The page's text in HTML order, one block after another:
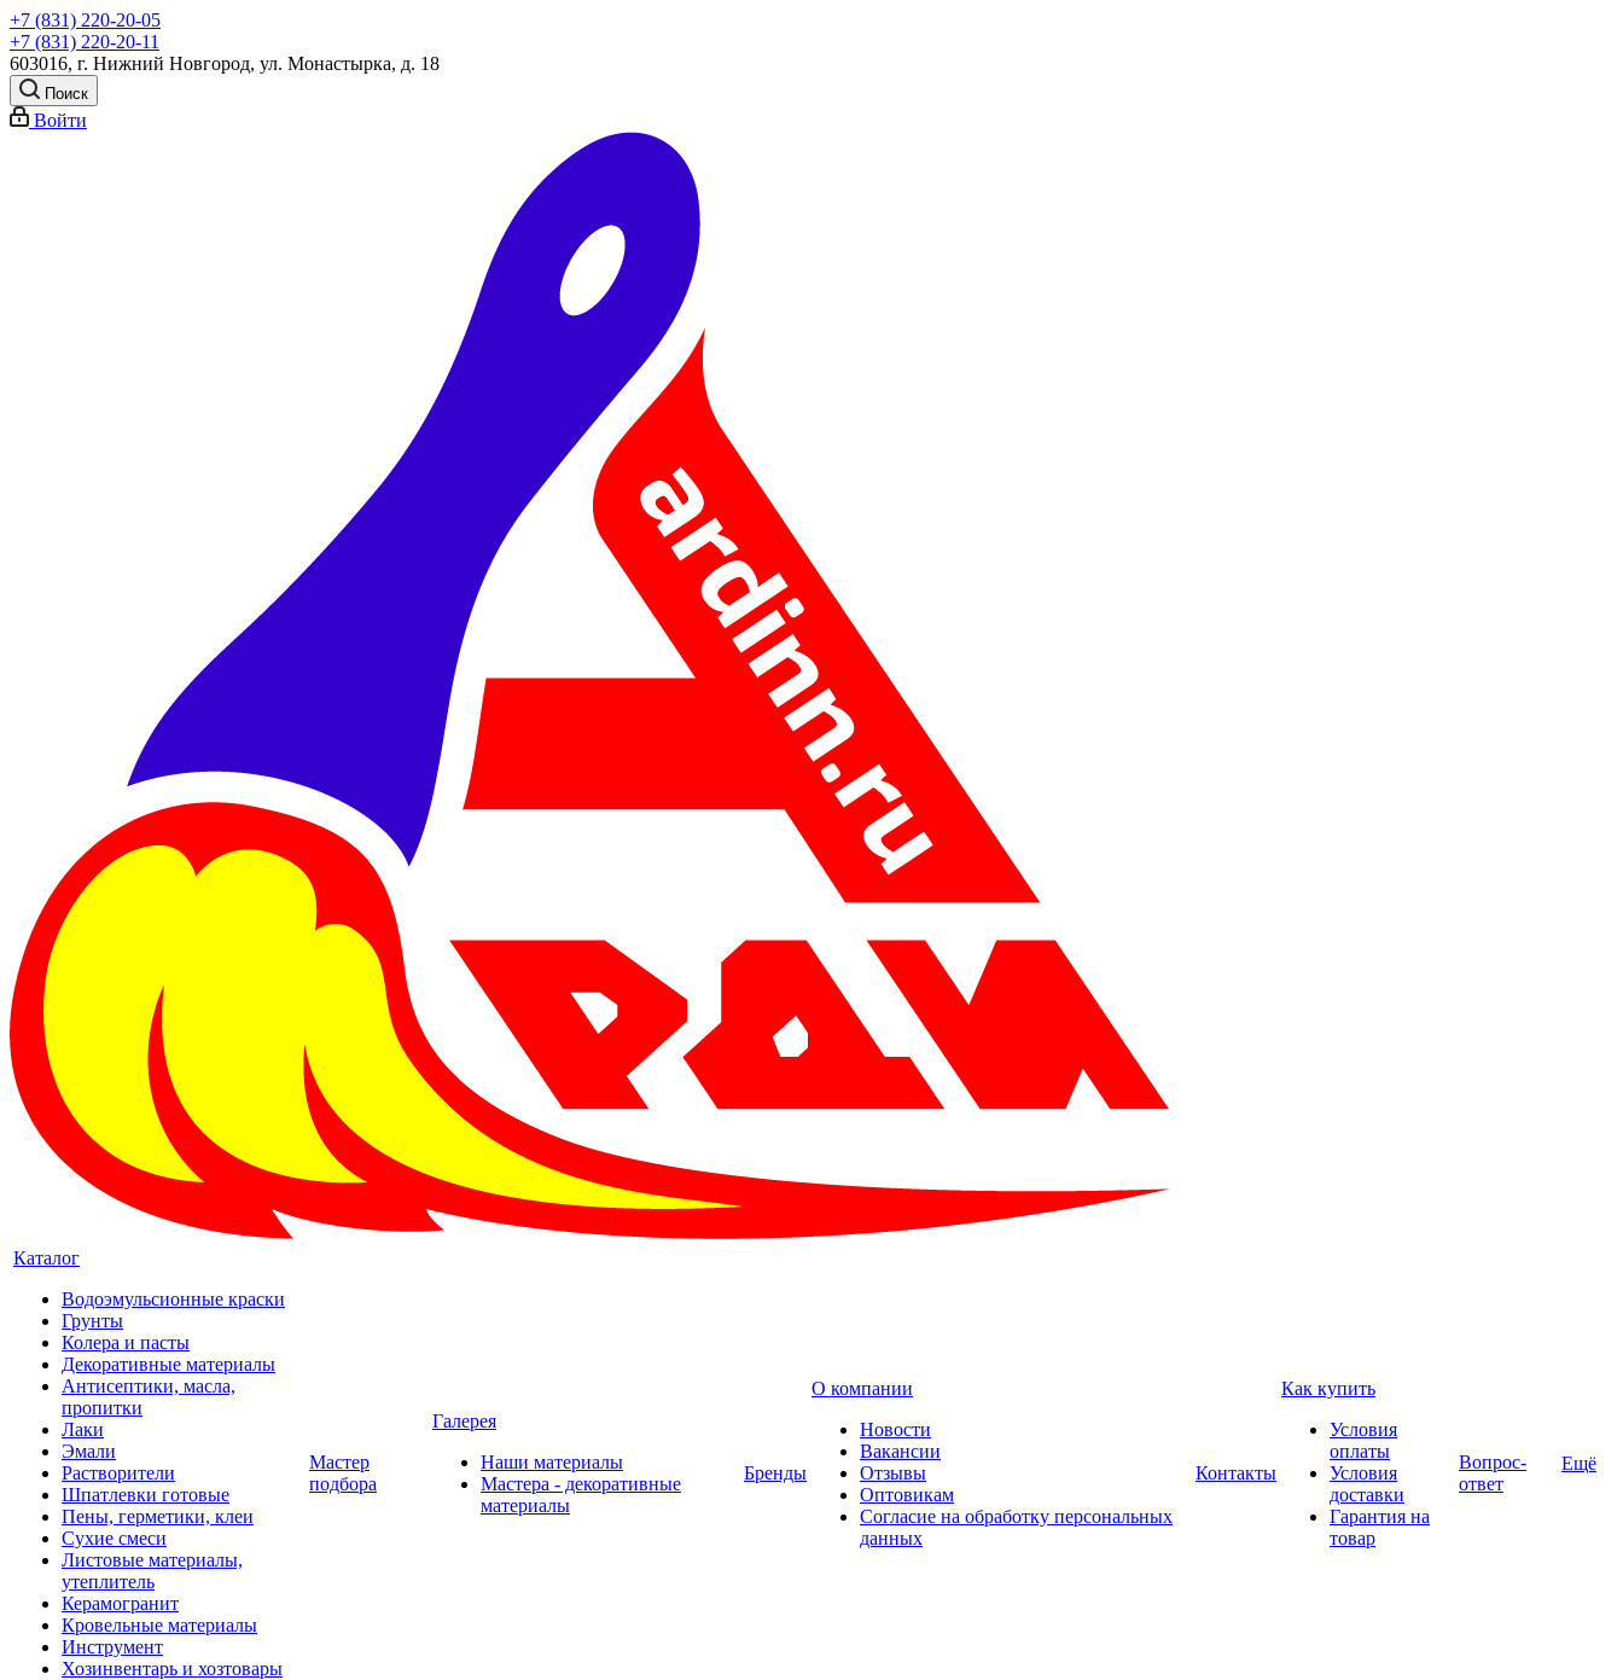
+7 (831) 220-20-05
+7 (831) 220-20-11
603016, г. Нижний Новгород, ул. Монастырка, д. 18
Поиск
Войти
Каталог
Водоэмульсионные краски
Грунты
Колера и пасты
Декоративные материалы
Антисептики, масла,
пропитки
Лаки
Эмали
Растворители
Шпатлевки готовые
Пены, герметики, клеи
Сухие смеси
Листовые материалы,
утеплитель
Керамогранит
Кровельные материалы
Инструмент
Хозинвентарь и хозтовары
Мастер
подбора
Галерея
Наши материалы
Мастера - декоративные
материалы
Бренды
О компании
Новости
Вакансии
Отзывы
Оптовикам
Cогласие на обработку персональных
данных
Контакты
Как купить
Условия
оплаты
Условия
доставки
Гарантия на
товар
Вопрос-
ответ
Ещё